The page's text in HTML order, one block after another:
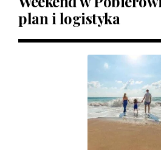
plan i logistyka